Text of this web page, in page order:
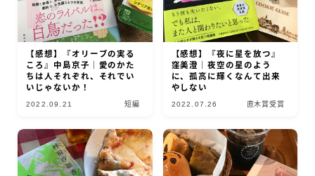
【感想】『オリーブの実る
ころ』中島京子｜愛のかた
ちは人それぞれ、それでい
いじゃないか！
2022.09.21 短編
【感想】『夜に星を放つ』
窪美澄｜夜空の星のよう
に、孤高に輝くなんて出来
やしない
2022.07.26 直木賞受賞